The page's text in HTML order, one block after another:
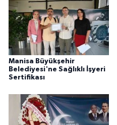
Manisa Büyükşehir
Belediyesi'ne Sağlıklı İşyeri
Sertifikası